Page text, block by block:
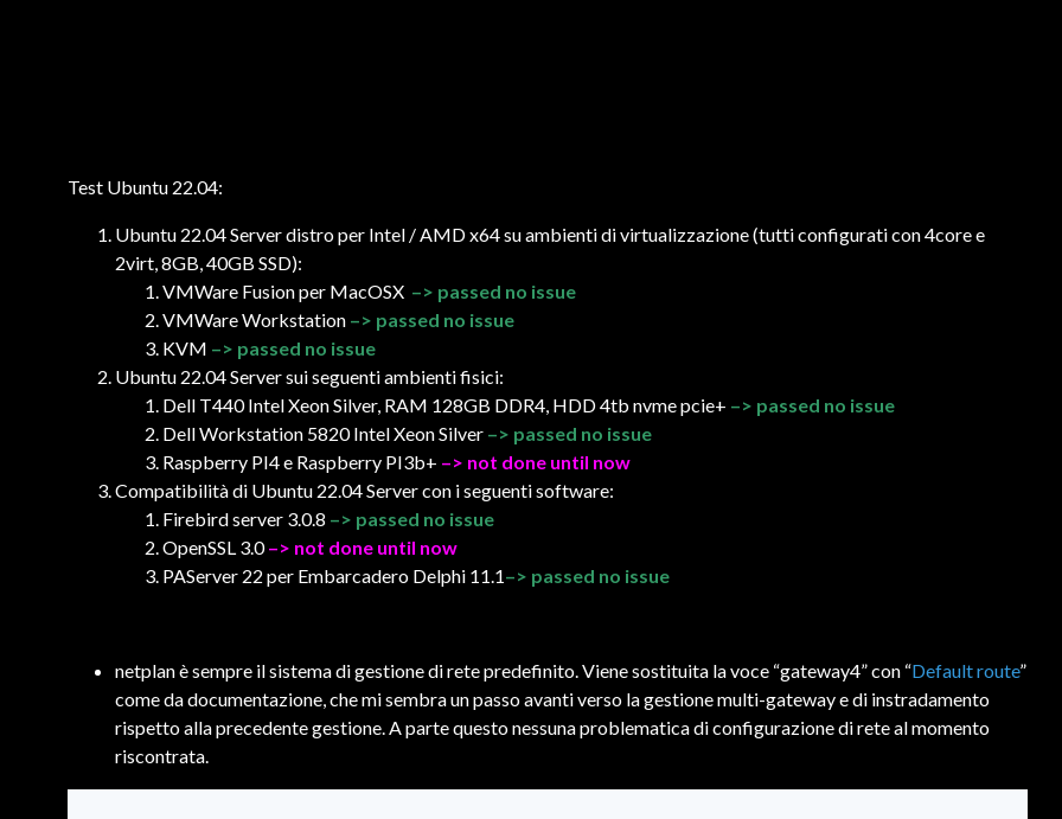
Test Ubuntu 22.04:
Ubuntu 22.04 Server distro per Intel / AMD x64 su ambienti di virtualizzazione (tutti configurati con 4core e
2virt, 8GB, 40GB SSD):
VMWare Fusion per MacOSX –> passed no issue
VMWare Workstation –> passed no issue
KVM –> passed no issue
Ubuntu 22.04 Server sui seguenti ambienti fisici:
Dell T440 Intel Xeon Silver, RAM 128GB DDR4, HDD 4tb nvme pcie+ –> passed no issue
Dell Workstation 5820 Intel Xeon Silver –> passed no issue
Raspberry PI4 e Raspberry PI3b+ –> not done until now
Compatibilità di Ubuntu 22.04 Server con i seguenti software:
Firebird server 3.0.8 –> passed no issue
OpenSSL 3.0–> not done until now
PAServer 22 per Embarcadero Delphi 11.1–> passed no issue
netplan è sempre il sistema di gestione di rete predefinito. Viene sostituita la voce “gateway4” con “Default route”
come da documentazione, che mi sembra un passo avanti verso la gestione multi-gateway e di instradamento
rispetto alla precedente gestione. A parte questo nessuna problematica di configurazione di rete al momento
riscontrata.